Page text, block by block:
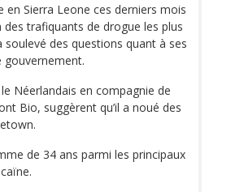
en Sierra Leone ces derniers mois
des trafiquants de drogue les plus
soulevé des questions quant à ses
gouvernement.
Néerlandais en compagnie de
Bio, suggèrent qu’il a noué des
de 34 ans parmi les principaux